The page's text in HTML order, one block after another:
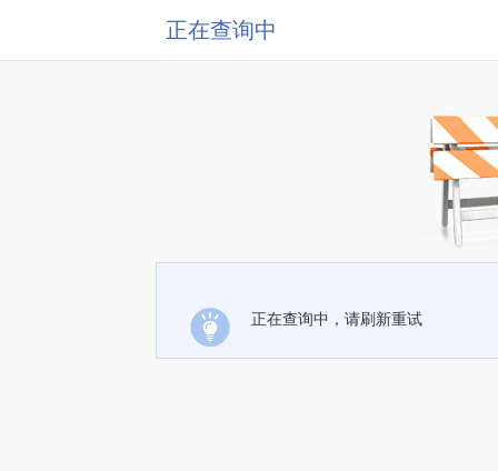
正在查询中
正在查询中，请刷新重试